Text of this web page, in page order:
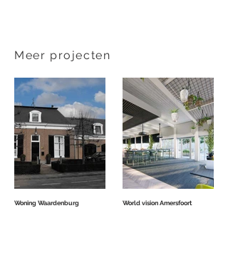
Meer projecten
Woning Waardenburg World vision Amersfoort